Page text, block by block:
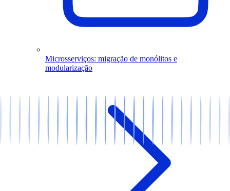
Microsserviços: migração de monólitos e
modularização